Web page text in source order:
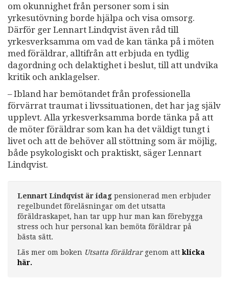
om okunnighet från personer som i sin
yrkesutövning borde hjälpa och visa omsorg.
Därför ger Lennart Lindqvist även råd till
yrkesverksamma om vad de kan tänka på i möten
med föräldrar, alltifrån att erbjuda en tydlig
dagordning och delaktighet i beslut, till att undvika
kritik och anklagelser.
– Ibland har bemötandet från professionella
förvärrat traumat i livssituationen, det har jag själv
upplevt. Alla yrkesverksamma borde tänka på att
de möter föräldrar som kan ha det väldigt tungt i
livet och att de behöver all stöttning som är möjlig,
både psykologiskt och praktiskt, säger Lennart
Lindqvist.
Lennart Lindqvist är idag pensionerad men erbjuder
regelbundet föreläsningar om det utsatta
föräldraskapet, han tar upp hur man kan förebygga
stress och hur personal kan bemöta föräldrar på
bästa sätt.
Läs mer om boken Utsatta föräldrar genom attklicka
här.